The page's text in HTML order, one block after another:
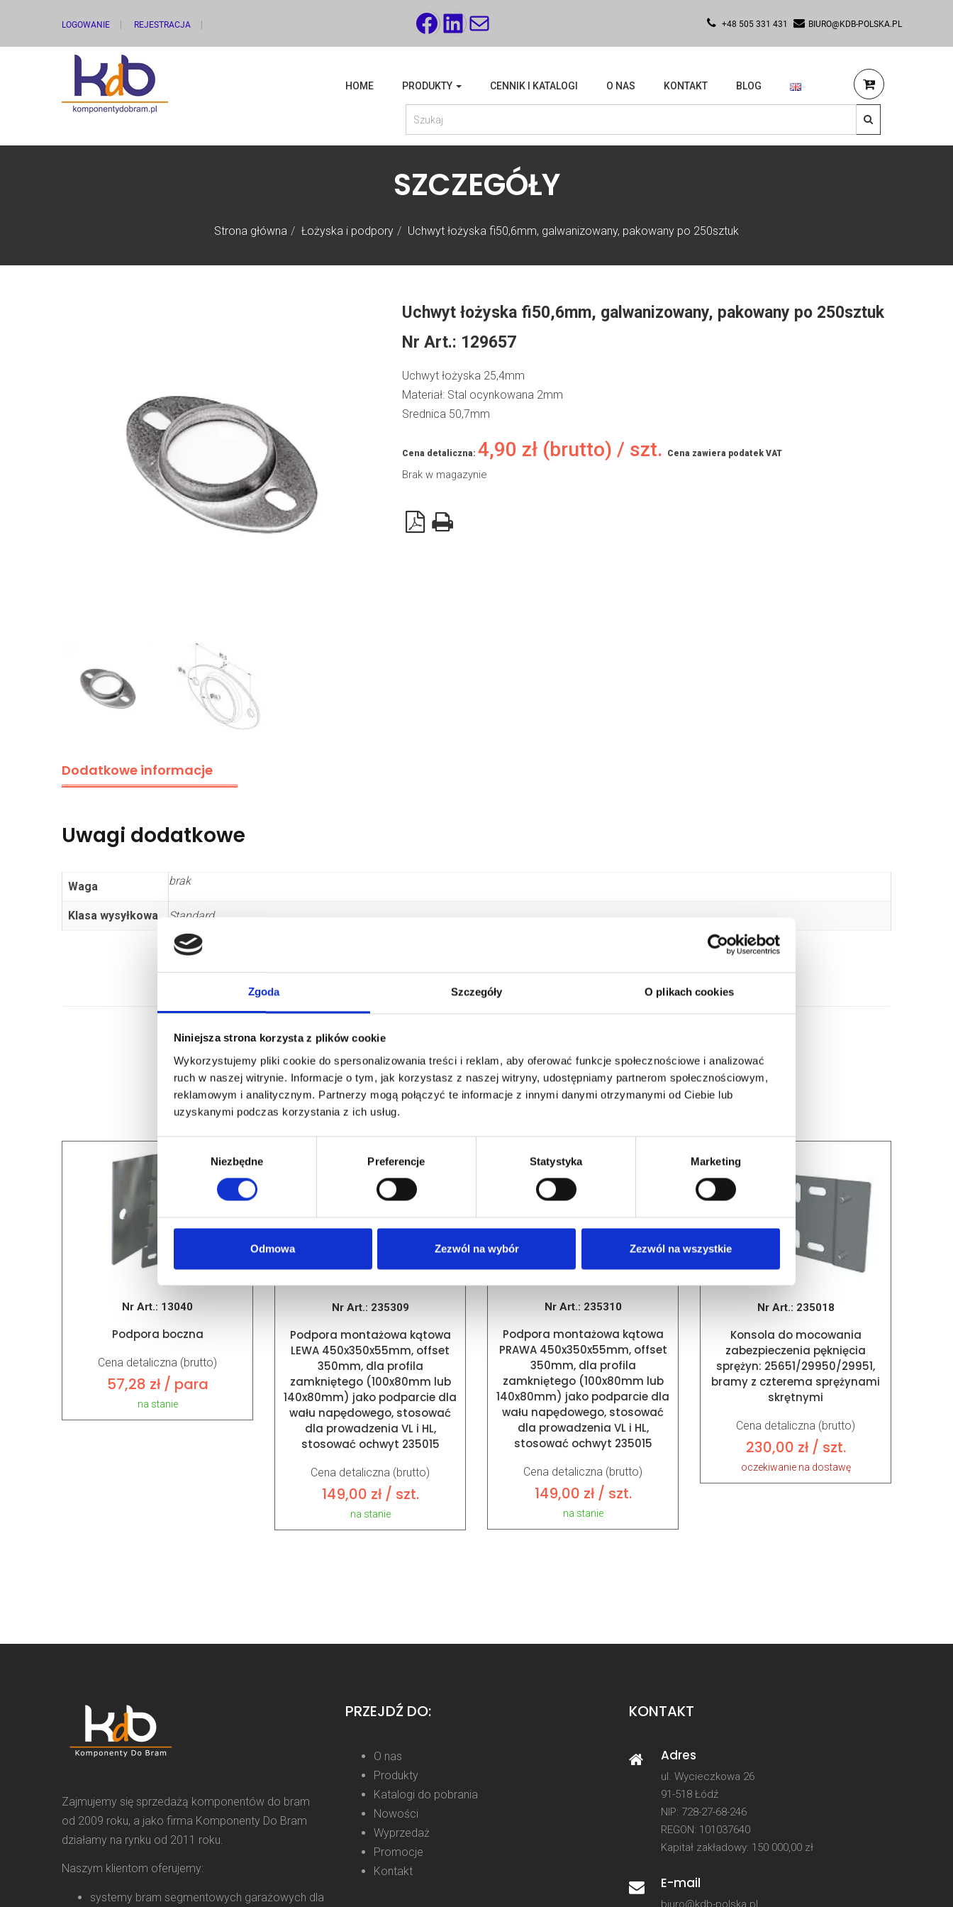
Zgoda Szczegóły O plikach cookies
Niniejsza strona korzysta z plików cookie
Wykorzystujemy pliki cookie do spersonalizowania treści i reklam, aby oferować funkcje społecznościowe i analizować
ruch w naszej witrynie. Informacje o tym, jak korzystasz z naszej witryny, udostępniamy partnerom społecznościowym,
reklamowym i analitycznym. Partnerzy mogą połączyć te informacje z innymi danymi otrzymanymi od Ciebie lub
uzyskanymi podczas korzystania z ich usług.
Wybór
Niezbędne Preferencje Statystyka Marketing
Odmowa Zezwól na wybór Zezwól na wszystkie
LOGOWANIE REJESTRACJA FACEBOOK
LINKEDIN
MAIL +48 505 331 431 BIURO@KDB-POLSKA.PL
HOME PRODUKTY CENNIK I KATALOGI O NAS KONTAKT BLOG
Strona główna Łożyska i podpory Uchwyt łożyska fi50,6mm, galwanizowany, pakowany po 250sztuk
SZCZEGÓŁY
Uchwyt łożyska fi50,6mm, galwanizowany, pakowany po 250sztuk
Nr Art.: 129657
Uchwyt łożyska 25,4mm
Materiał: Stal ocynkowana 2mm
Srednica 50,7mm
Cena detaliczna: 4,90 zł (brutto) / szt. Cena zawiera podatek VAT
Brak w magazynie
Dodatkowe informacje
Uwagi dodatkowe
Waga brak
Klasa wysyłkowa Standard
PODOBNE PRODUKTY
Nr Art.: 13040
Podpora boczna
Cena detaliczna (brutto)
57,28 zł/ para
na stanie
Nr Art.: 235309
Podpora montażowa kątowa
LEWA 450x350x55mm, offset
350mm, dla profila
zamkniętego (100x80mm lub
140x80mm) jako podparcie dla
wału napędowego, stosować
dla prowadzenia VL i HL,
stosować ochwyt 235015
Cena detaliczna (brutto)
149,00 zł/ szt.
na stanie
Nr Art.: 235310
Podpora montażowa kątowa
PRAWA 450x350x55mm, offset
350mm, dla profila
zamkniętego (100x80mm lub
140x80mm) jako podparcie dla
wału napędowego, stosować
dla prowadzenia VL i HL,
stosować ochwyt 235015
Cena detaliczna (brutto)
149,00 zł/ szt.
na stanie
Nr Art.: 235018
Konsola do mocowania
zabezpieczenia pęknięcia
sprężyn: 25651/29950/29951,
bramy z czterema sprężynami
skrętnymi
Cena detaliczna (brutto)
230,00 zł/ szt.
oczekiwanie na dostawę
Zajmujemy się sprzedażą komponentów do bram
od 2009 roku, a jako firma Komponenty Do Bram
działamy na rynku od 2011 roku.
Naszym klientom oferujemy:
systemy bram segmentowych garażowych dla
PRZEJDŹ DO:
O nas
Produkty
Katalogi do pobrania
Nowości
Wyprzedaż
Promocje
Kontakt
KONTAKT
Adres
ul. Wycieczkowa 26
91-518 Łódź
NIP: 728-27-68-246
REGON: 101037640
Kapitał zakładowy: 150 000,00 zł
E-mail
biuro@kdb-polska.pl